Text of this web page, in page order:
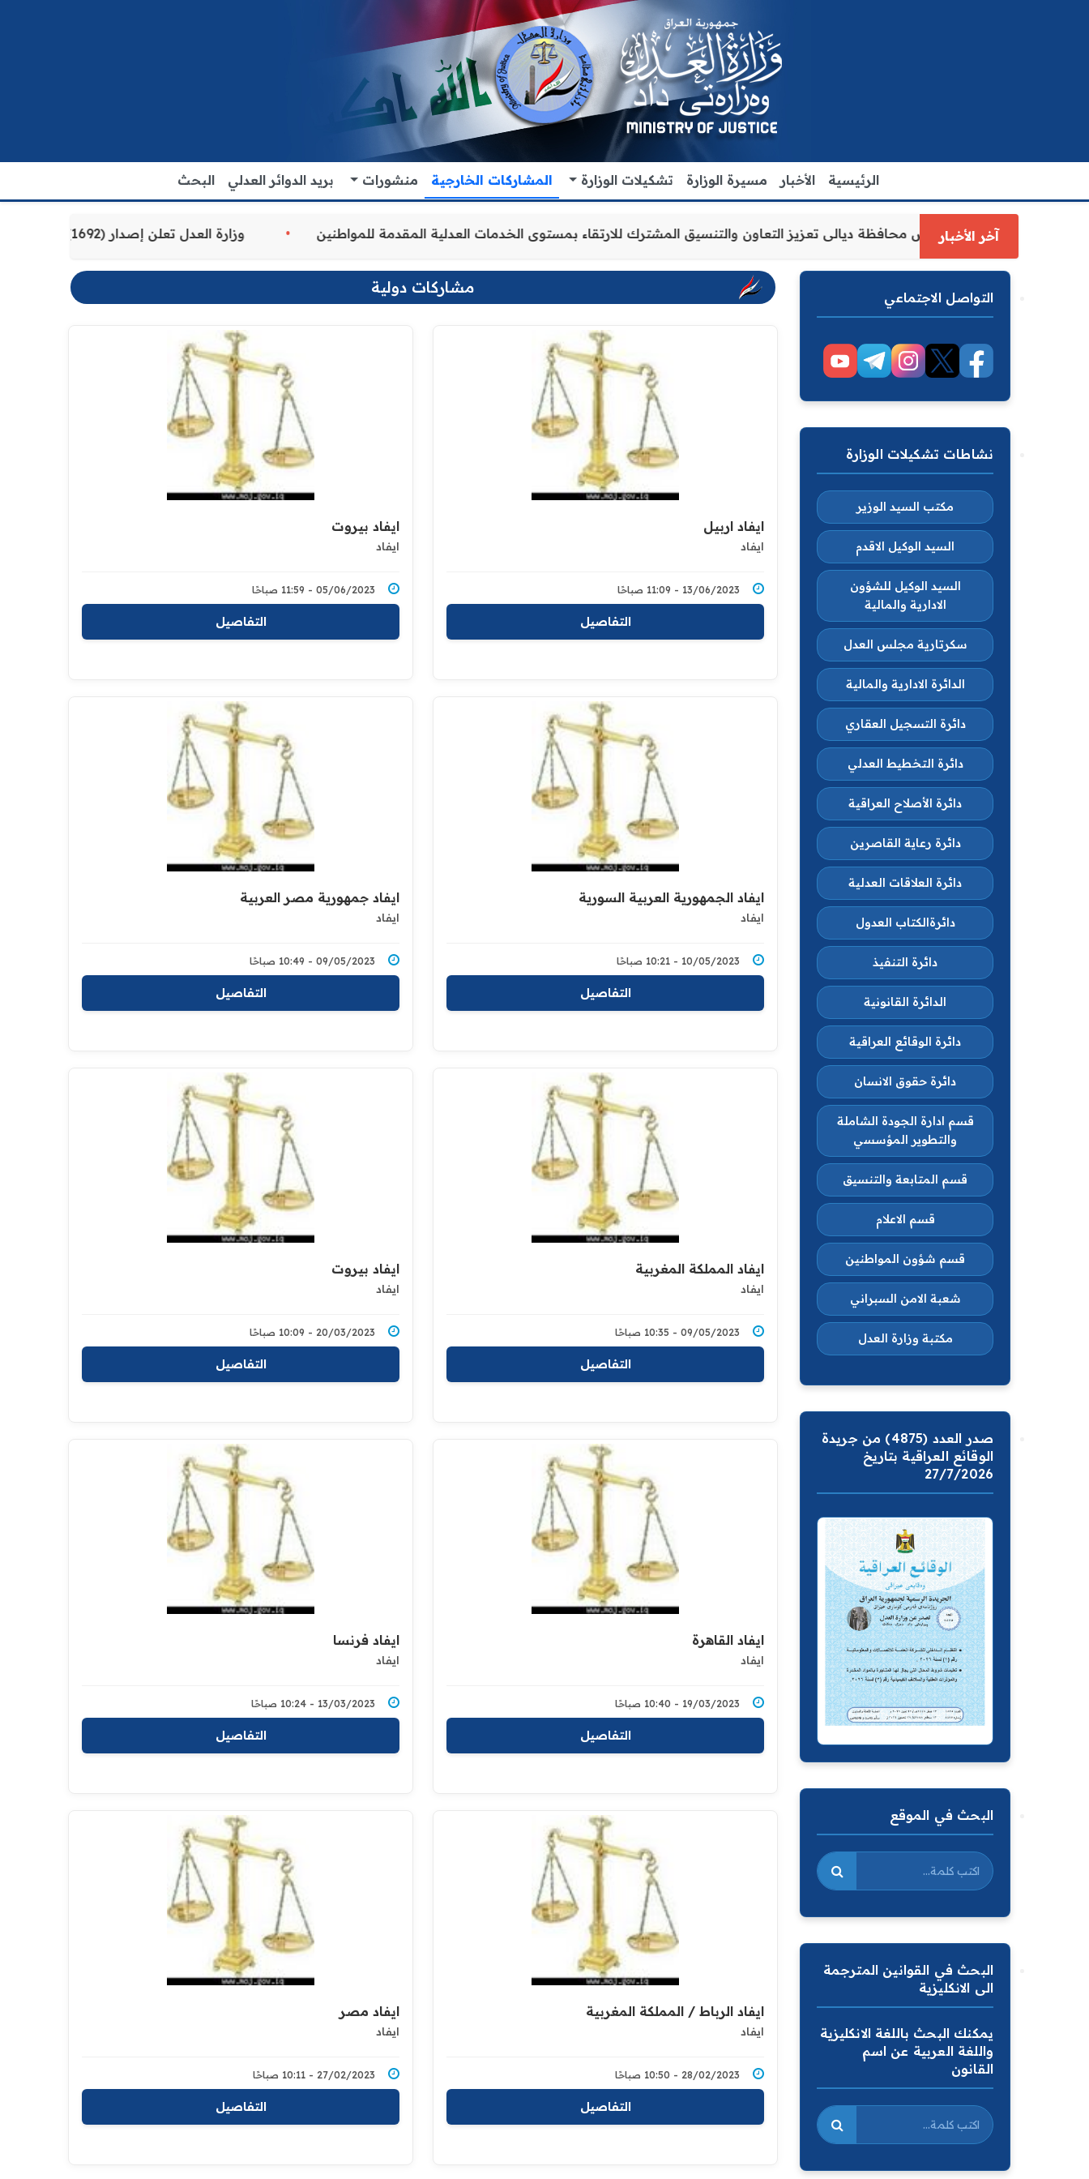
الرئيسية الأخبار مسيرة الوزارة تشكيلات الوزارة المشاركات الخارجية منشورات بريد الدوائر العدلي البحث
آخر الأخبار
وزارة العدل الاقدم يبحث مع رئيس مجلس محافظة ديالى تعزيز التعاون والتنسيق المشترك للارتقاء بمستوى الخدمات العدلية المقدمة للمواطنين وزارة العدل تعلن إصدار (1692) سوارًا إلكترونيًا لنزلاء سجن الناصرية المركزي لتنظيم التعاملات المالية داخل المؤسسات الإصلاحية
مشاركات دولية
ايفاد اربيل
ايفاد
13/06/2023 - 11:09 صباحًا
التفاصيل
ايفاد بيروت
ايفاد
05/06/2023 - 11:59 صباحًا
التفاصيل
ايفاد الجمهورية العربية السورية
ايفاد
10/05/2023 - 10:21 صباحًا
التفاصيل
ايفاد جمهورية مصر العربية
ايفاد
09/05/2023 - 10:49 صباحًا
التفاصيل
ايفاد المملكة المغربية
ايفاد
09/05/2023 - 10:35 صباحًا
التفاصيل
ايفاد بيروت
ايفاد
20/03/2023 - 10:09 صباحًا
التفاصيل
ايفاد القاهرة
ايفاد
19/03/2023 - 10:40 صباحًا
التفاصيل
ايفاد فرنسا
ايفاد
13/03/2023 - 10:24 صباحًا
التفاصيل
ايفاد الرباط / المملكة المغربية
ايفاد
28/02/2023 - 10:50 صباحًا
التفاصيل
ايفاد مصر
ايفاد
27/02/2023 - 10:11 صباحًا
التفاصيل
التواصل الاجتماعي
نشاطات تشكيلات الوزارة
مكتب السيد الوزير
السيد الوكيل الاقدم
السيد الوكيل للشؤون
الادارية والمالية
سكرتارية مجلس العدل
الدائرة الادارية والمالية
دائرة التسجيل العقاري
دائرة التخطيط العدلي
دائرة الأصلاح العراقية
دائرة رعاية القاصرين
دائرة العلاقات العدلية
دائرةالكتاب العدول
دائرة التنفيذ
الدائرة القانونية
دائرة الوقائع العراقية
دائرة حقوق الانسان
قسم ادارة الجودة الشاملة
والتطوير المؤسسي
قسم المتابعة والتنسيق
قسم الاعلام
قسم شؤون المواطنين
شعبة الامن السبراني
مكتبة وزارة العدل
صدر العدد (4875) من جريدة
الوقائع العراقية بتاريخ
27/7/2026
البحث في الموقع
البحث في القوانين المترجمة
الى الانكليزية
يمكنك البحث باللغة الانكليزية
واللغة العربية عن اسم
القانون